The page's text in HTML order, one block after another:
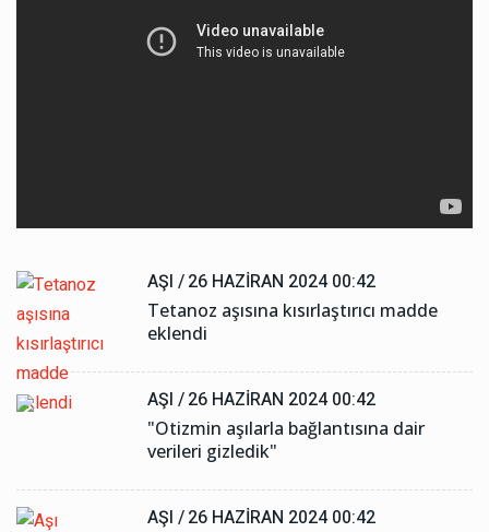
AŞI /26 HAZIRAN 2024 00:42
Tetanoz aşısına kısırlaştırıcı madde
eklendi
AŞI /26 HAZIRAN 2024 00:42
"Otizmin aşılarla bağlantısına dair
verileri gizledik"
AŞI /26 HAZIRAN 2024 00:42